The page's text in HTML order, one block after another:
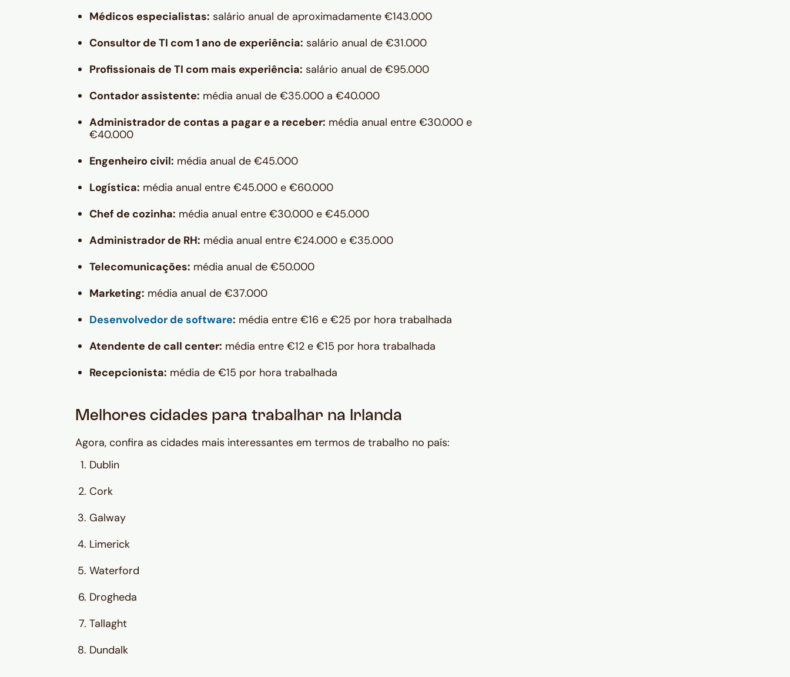
Médicos especialistas: salário anual de aproximadamente €143.000
Consultor de TI com 1 ano de experiência: salário anual de €31.000
Profissionais de TI com mais experiência: salário anual de €95.000
Contador assistente: média anual de €35.000 a €40.000
Administrador de contas a pagar e a receber: média anual entre €30.000 e
€40.000
Engenheiro civil: média anual de €45.000
Logística: média anual entre €45.000 e €60.000
Chef de cozinha: média anual entre €30.000 e €45.000
Administrador de RH: média anual entre €24.000 e €35.000
Telecomunicações: média anual de €50.000
Marketing: média anual de €37.000
Desenvolvedor de software: média entre €16 e €25 por hora trabalhada
Atendente de call center: média entre €12 e €15 por hora trabalhada
Recepcionista: média de €15 por hora trabalhada
Melhores cidades para trabalhar na Irlanda
Agora, confira as cidades mais interessantes em termos de trabalho no país:
Dublin
Cork
Galway
Limerick
Waterford
Drogheda
Tallaght
Dundalk